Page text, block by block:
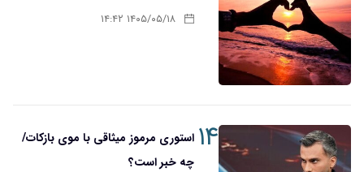
۱۴۰۵/۰۵/۱۸ ۱۴:۴۲
۱۴استوری مرموز میثاقی با موی بازکات/
چه خبر است؟